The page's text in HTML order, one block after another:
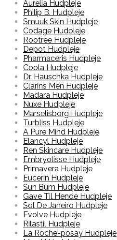
Aurelia Hudpleje
Philip B. Hudpleje
Smuuk Skin Hudpleje
Codage Hudpleje
Rootree Hudpleje
Depot Hudpleje
Pharmaceris Hudpleje
Coola Hudpleje
Dr. Hauschka Hudpleje
Clarins Men Hudpleje
Madara Hudpleje
Nuxe Hudpleje
Marselisborg Hudpleje
Turbliss Hudpleje
A Pure Mind Hudpleje
Elancyl Hudpleje
Ren Skincare Hudpleje
Embryolisse Hudpleje
Primavera Hudpleje
Eucerin Hudpleje
Sun Bum Hudpleje
Gave Til Hende Hudpleje
Sol De Janeiro Hudpleje
Evolve Hudpleje
Rilastil Hudpleje
La Roche-posay Hudpleje